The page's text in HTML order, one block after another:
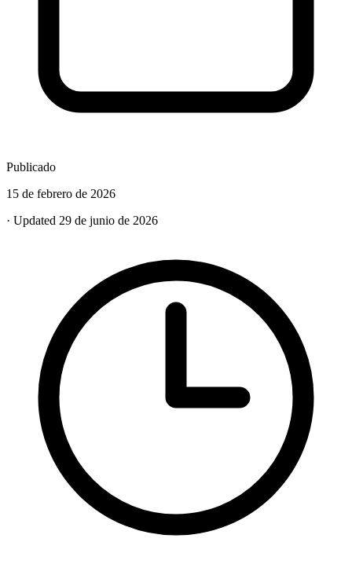
Publicado
15 de febrero de 2026
· Updated 29 de junio de 2026